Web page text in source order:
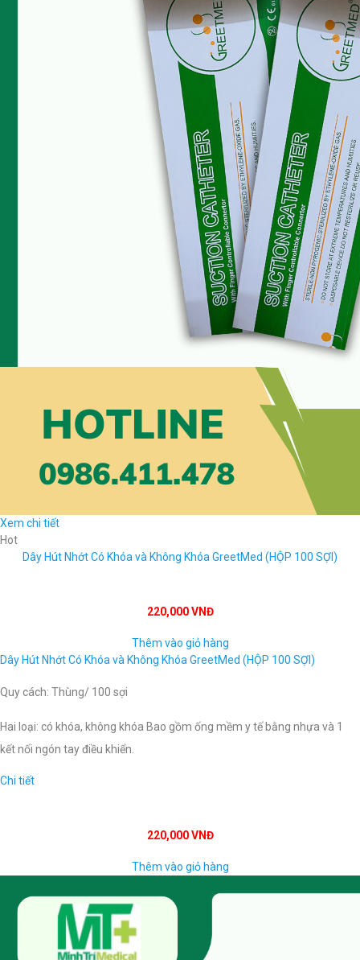
Xem chi tiết
Hot
Dây Hút Nhớt Có Khóa và Không Khóa GreetMed (HỘP 100 SỢI)
220,000 VNĐ
Thêm vào giỏ hàng
Dây Hút Nhớt Có Khóa và Không Khóa GreetMed (HỘP 100 SỢI)
Quy cách: Thùng/ 100 sợi
Hai loại: có khóa, không khóa Bao gồm ống mềm y tế bằng nhựa và 1
kết nối ngón tay điều khiển.
Chi tiết
220,000 VNĐ
Thêm vào giỏ hàng